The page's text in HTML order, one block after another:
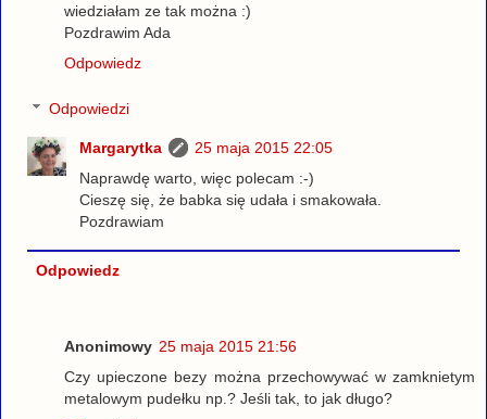
wiedziałam ze tak można :)
Pozdrawim Ada
Odpowiedz
Odpowiedzi
Margarytka
25 maja 2015 22:05
Naprawdę warto, więc polecam :-)
Cieszę się, że babka się udała i smakowała.
Pozdrawiam
Odpowiedz
Anonimowy 25 maja 2015 21:56
Czy upieczone bezy można przechowywać w zamknietym
metalowym pudełku np.? Jeśli tak, to jak długo?